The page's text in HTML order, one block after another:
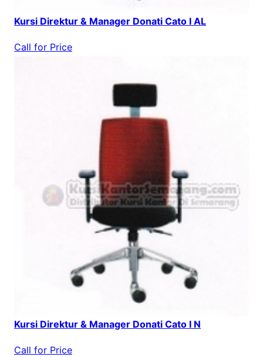
Kursi Direktur & Manager Donati Cato I AL
Call for Price
Kursi Direktur & Manager Donati Cato I N
Call for Price